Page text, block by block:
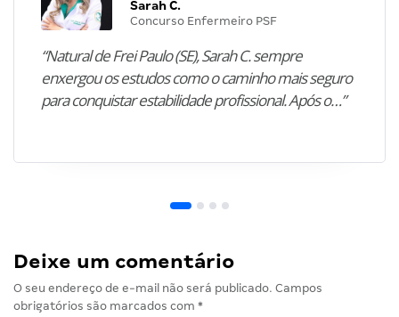
Sarah C.
Concurso Enfermeiro PSF
“Natural de Frei Paulo (SE), Sarah C. sempre
enxergou os estudos como o caminho mais seguro
para conquistar estabilidade profissional. Após o…”
Deixe um comentário
O seu endereço de e-mail não será publicado. Campos
obrigatórios são marcados com *